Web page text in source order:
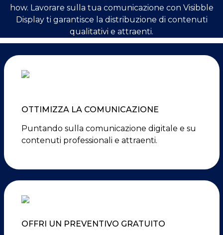
how. Lavorare sulla tua comunicazione con Visibble
Display ti garantisce la distribuzione di contenuti
qualitativi e attraenti.
OTTIMIZZA LA COMUNICAZIONE
Puntando sulla comunicazione digitale e su
contenuti professionali e attraenti.
OFFRI UN PREVENTIVO GRATUITO